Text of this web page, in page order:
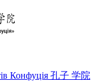
Конфуція 孔子 学院